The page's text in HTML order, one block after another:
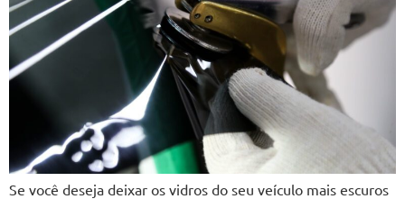
Se você deseja deixar os vidros do seu veículo mais escuros